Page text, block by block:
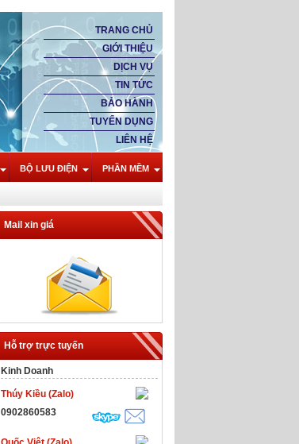
TRANG CHỦ
GIỚI THIỆU
DỊCH VỤ
TIN TỨC
BẢO HÀNH
TUYỂN DỤNG
LIÊN HỆ
BỘ LƯU ĐIỆN PHẦN MỀM
Mail xin giá
Hỗ trợ trực tuyến
Kinh Doanh
Thúy Kiều (Zalo)
0902860583